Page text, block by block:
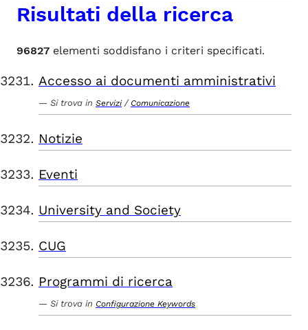
Risultati della ricerca
96827 elementi soddisfano i criteri specificati.
Accesso ai documenti amministrativi
Si trova in Servizi / Comunicazione
Notizie
Eventi
University and Society
CUG
Programmi di ricerca
Si trova in Configurazione Keywords